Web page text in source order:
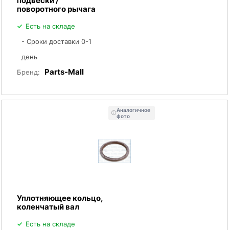
поворотного рычага
Есть на складе
- Сроки доставки 0-1
день
Бренд:
Parts-Mall
Аналогичное
фото
Уплотняющее кольцо,
коленчатый вал
Есть на складе